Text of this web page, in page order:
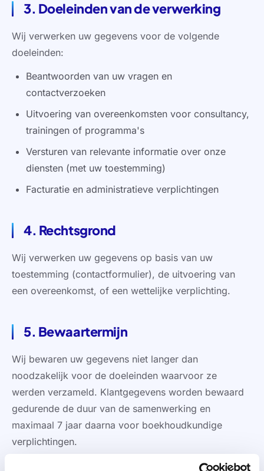
3. Doeleinden van de verwerking
Wij verwerken uw gegevens voor de volgende
doeleinden:
Beantwoorden van uw vragen en
contactverzoeken
Uitvoering van overeenkomsten voor consultancy,
trainingen of programma's
Versturen van relevante informatie over onze
diensten (met uw toestemming)
Facturatie en administratieve verplichtingen
4. Rechtsgrond
Wij verwerken uw gegevens op basis van uw
toestemming (contactformulier), de uitvoering van
een overeenkomst, of een wettelijke verplichting.
5. Bewaartermijn
Wij bewaren uw gegevens niet langer dan
noodzakelijk voor de doeleinden waarvoor ze
werden verzameld. Klantgegevens worden bewaard
gedurende de duur van de samenwerking en
maximaal 7 jaar daarna voor boekhoudkundige
verplichtingen.